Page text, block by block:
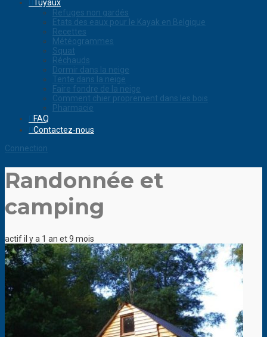
Tuyaux
Refuges non gardés
Etats des eaux pour le Kayak en Belgique
Recettes
Météogrammes
Squat
Réchauds
Dormir dans la neige
Tente dans la neige
Faire fondre de la neige
Comment chier proprement dans les bois
Pharmacie
FAQ
Contactez-nous
Connection
Randonnée et
camping
actif il y a 1 an et 9 mois